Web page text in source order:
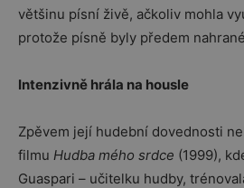
většinu písní živě, ačkoliv mohla
protože písně byly předem
Intenzivně hrála na housle
Zpěvem její hudební dovednosti
filmu Hudba mého srdce (1999),
Guaspari – učitelku hudby,